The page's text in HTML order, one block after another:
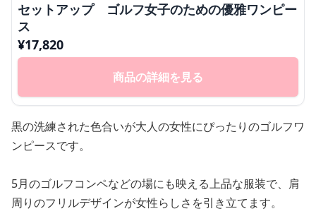
セットアップ ゴルフ女子のための優雅ワンピー
ス
¥17,820
商品の詳細を見る
黒の洗練された色合いが大人の女性にぴったりのゴルフワ
ンピースです。
5月のゴルフコンペなどの場にも映える上品な服装で、肩
周りのフリルデザインが女性らしさを引き立てます。